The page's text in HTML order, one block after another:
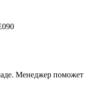
Менеджер поможет